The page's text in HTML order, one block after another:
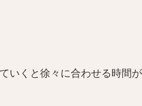
いくと徐々に合わせる時間